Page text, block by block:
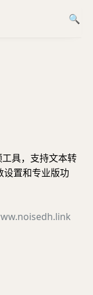
具，支持文本转
设置和专业版功